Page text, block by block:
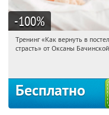
-100%
09:42:33
Тренинг «Как вернуть в
страсть» от Оксаны Бачинской
Бесплатно